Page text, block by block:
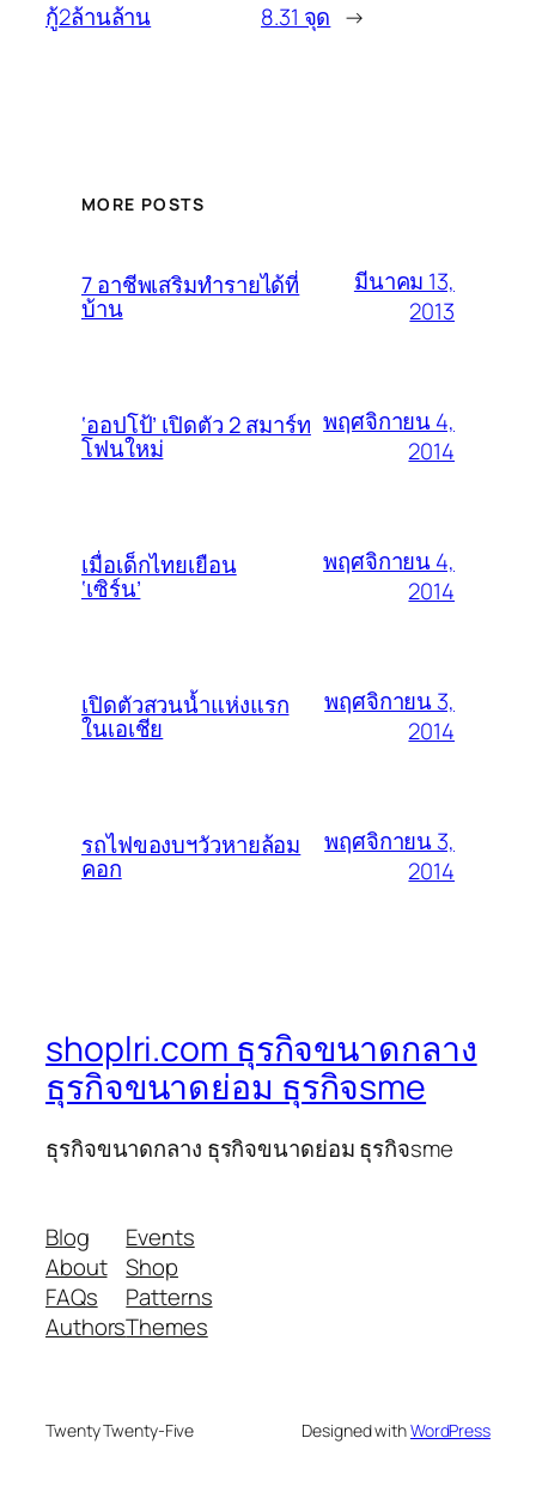
กู้2ล้านล้าน
8.31 จุด →
MORE POSTS
7 อาชีพเสริมทำรายได้ที่
บ้าน
มีนาคม 13,
2013
‘ออปโป้’ เปิดตัว 2 สมาร์ท
โฟนใหม่
พฤศจิกายน 4,
2014
เมื่อเด็กไทยเยือน
‘เซิร์น’
พฤศจิกายน 4,
2014
เปิดตัวสวนน้ำแห่งแรก
ในเอเชีย
พฤศจิกายน 3,
2014
รถไฟของบฯวัวหายล้อม
คอก
พฤศจิกายน 3,
2014
shoplri.com ธุรกิจขนาดกลาง
ธุรกิจขนาดย่อม ธุรกิจsme
ธุรกิจขนาดกลาง ธุรกิจขนาดย่อม ธุรกิจsme
Blog
About
FAQs
Authors
Events
Shop
Patterns
Themes
Twenty Twenty-Five Designed withWordPress